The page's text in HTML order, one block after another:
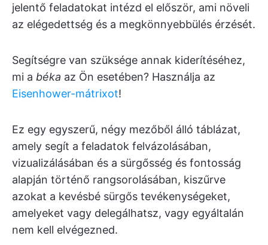
jelentő feladatokat intézd el először, ami növeli
az elégedettség és a megkönnyebbülés érzését.
Segítségre van szüksége annak kiderítéséhez,
mi a béka az Ön esetében? Használja az
Eisenhower-mátrixot!
Ez egy egyszerű, négy mezőből álló táblázat,
amely segít a feladatok felvázolásában,
vizualizálásában és a sürgősség és fontosság
alapján történő rangsorolásában, kiszűrve
azokat a kevésbé sürgős tevékenységeket,
amelyeket vagy delegálhatsz, vagy egyáltalán
nem kell elvégezned.